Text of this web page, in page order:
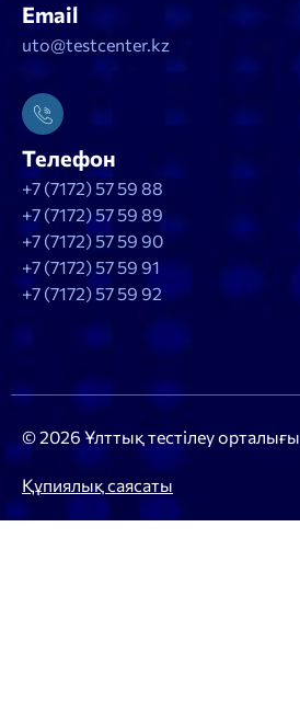
Email
uto@testcenter.kz
Телефон
+7 (7172) 57 59 88
+7 (7172) 57 59 89
+7 (7172) 57 59 90
+7 (7172) 57 59 91
+7 (7172) 57 59 92
© 2026 Ұлттық тестілеу орталығы
Құпиялық саясаты